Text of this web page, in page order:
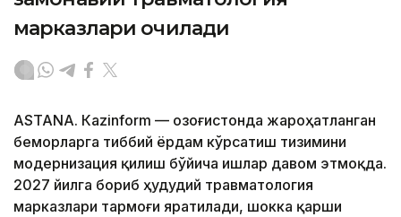
марказлари очилади
ASTANА. Кazinform — Қозоғистонда жароҳатланган
беморларга тиббий ёрдам кўрсатиш тизимини
модернизация қилиш бўйича ишлар давом этмоқда.
2027 йилга бориб ҳудудий травматология
марказлари тармоғи яратилади, шокка қарши